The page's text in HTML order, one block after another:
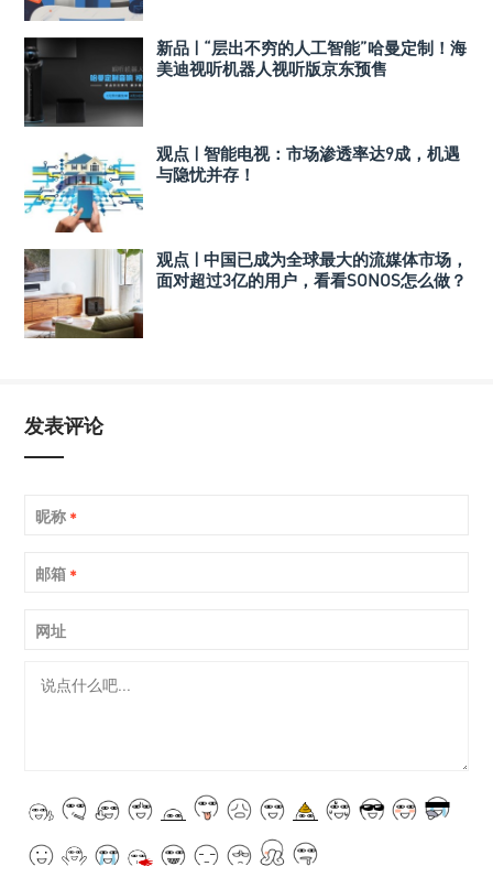
新品 | “层出不穷的人工智能”哈曼定制！海
美迪视听机器人视听版京东预售
观点 | 智能电视：市场渗透率达9成，机遇
与隐忧并存！
观点 | 中国已成为全球最大的流媒体市场，
面对超过3亿的用户，看看SONOS怎么做？
发表评论
昵称 *
邮箱 *
网址